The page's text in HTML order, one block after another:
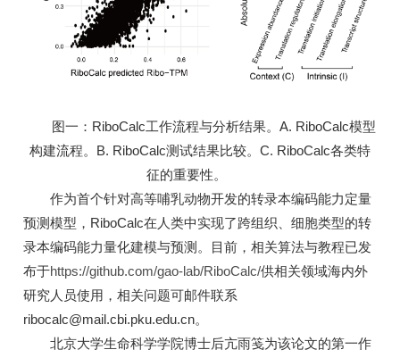
图一：RiboCalc工作流程与分析结果。A. RiboCalc模型
构建流程。B. RiboCalc测试结果比较。C. RiboCalc各类特
征的重要性。
作为首个针对高等哺乳动物开发的转录本编码能力定量
预测模型，RiboCalc在人类中实现了跨组织、细胞类型的转
录本编码能力量化建模与预测。目前，相关算法与教程已发
布于https://github.com/gao-lab/RiboCalc/供相关领域海内外
研究人员使用，相关问题可邮件联系
ribocalc@mail.cbi.pku.edu.cn。
北京大学生命科学学院博士后亢雨笺为该论文的第一作